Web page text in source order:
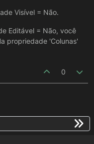
Visível = Não.
Editável = Não, você
propriedade 'Colunas'
0